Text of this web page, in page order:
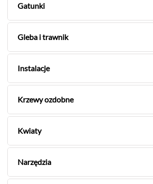
Gatunki
Gleba i trawnik
Instalacje
Krzewy ozdobne
Kwiaty
Narzędzia